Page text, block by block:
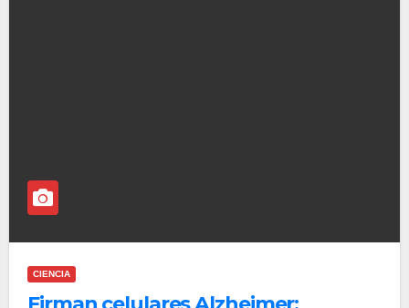
CIENCIA